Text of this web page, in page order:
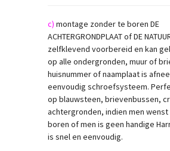
c) montage zonder te boren DE
ACHTERGRONDPLAAT of DE
zelfklevend voorbereid en kan
op alle ondergronden, muur of
huisnummer of naamplaat is
eenvoudig schroefsysteem.
op blauwsteen, brievenbussen,
achtergronden, indien men
boren of men is geen handige
is snel en eenvoudig.